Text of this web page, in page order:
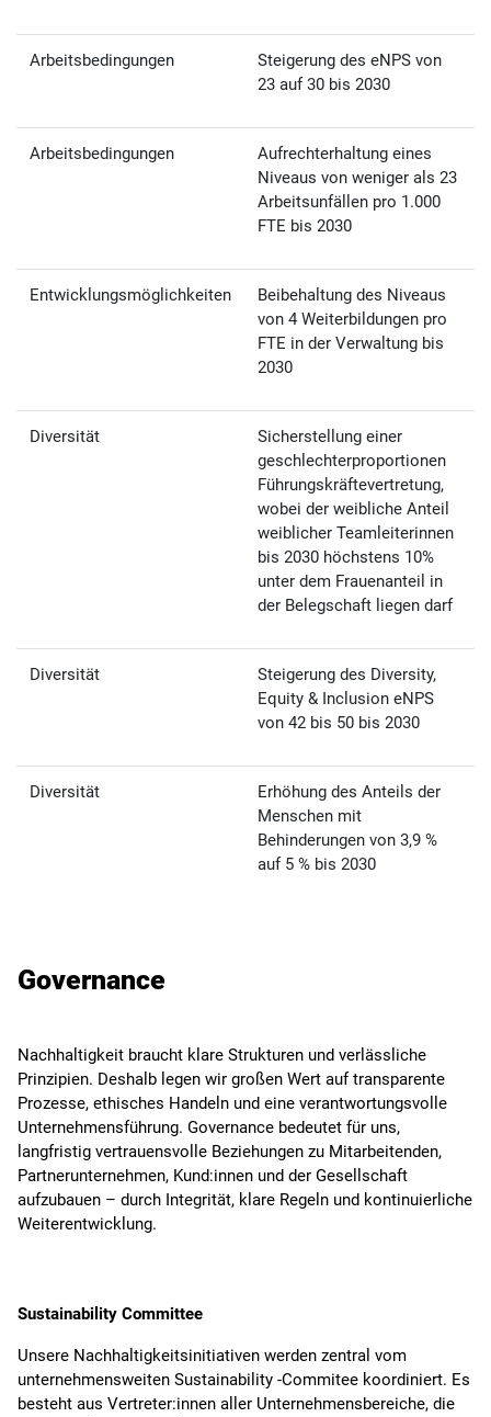
Arbeitsbedingungen
Steigerung des eNPS von
23 auf 30 bis 2030
Arbeitsbedingungen
Aufrechterhaltung eines
Niveaus von weniger als 23
Arbeitsunfällen pro 1.000
FTE bis 2030
Entwicklungsmöglichkeiten
Beibehaltung des Niveaus
von 4 Weiterbildungen pro
FTE in der Verwaltung bis
2030
Diversität
Sicherstellung einer
geschlechterproportionen
Führungskräftevertretung,
wobei der weibliche Anteil
weiblicher Teamleiterinnen
bis 2030 höchstens 10%
unter dem Frauenanteil in
der Belegschaft liegen darf
Diversität
Steigerung des Diversity,
Equity & Inclusion eNPS
von 42 bis 50 bis 2030
Diversität
Erhöhung des Anteils der
Menschen mit
Behinderungen von 3,9 %
auf 5 % bis 2030
Governance
Nachhaltigkeit braucht klare Strukturen und verlässliche
Prinzipien. Deshalb legen wir großen Wert auf transparente
Prozesse, ethisches Handeln und eine verantwortungsvolle
Unternehmensführung. Governance bedeutet für uns,
langfristig vertrauensvolle Beziehungen zu Mitarbeitenden,
Partnerunternehmen, Kund:innen und der Gesellschaft
aufzubauen – durch Integrität, klare Regeln und kontinuierliche
Weiterentwicklung.
Sustainability Committee
Unsere Nachhaltigkeitsinitiativen werden zentral vom
unternehmensweiten Sustainability -Commitee koordiniert. Es
besteht aus Vertreter:innen aller Unternehmensbereiche, die